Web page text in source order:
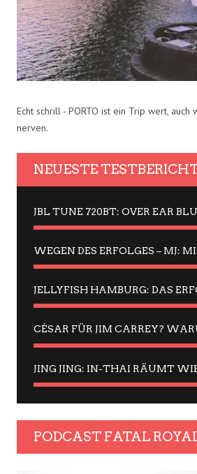
Echt schrill - PORTO ist ein Trip wert, auch
nerven.
NEUESTE
PODCAST FATAL